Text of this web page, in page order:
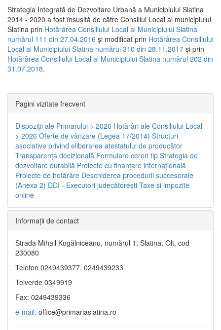
Strategia Integrată de Dezvoltare Urbană a Municipiului Slatina
2014 - 2020 a fost însuşită de către Consiliul Local al municipiului
Slatina prin Hotărârea Consiliului Local al Municipiului Slatina
numărul 111 din 27.04.2016 și modificat prin Hotărârea Consiliului
Local al Municipiului Slatina numărul 310 din 28.11.2017 și prin
Hotărârea Consiliului Local al Municipiului Slatina numărul 202 din
31.07.2018.
Pagini vizitate frecvent
Dispoziţii ale Primarului > 2026 Hotărâri ale Consiliului Local
> 2026 Oferte de vânzare (Legea 17/2014) Structuri
asociative privind eliberarea atestatului de producător
Transparenţa decizională Formulare cereri tip Strategia de
dezvoltare durabilă Proiecte cu finanţare internaţională
Proiecte de hotărâre Deschiderea procedurii succesorale
(Anexa 2) DDI - Executori judecătorești Taxe şi impozite
online
Informaţii de contact
Strada Mihail Kogălniceanu, numărul 1, Slatina, Olt, cod
230080
Telefon 0249439377, 0249439233
Telverde 0349919
Fax: 0249439336
e-mail: office@primariaslatina.ro